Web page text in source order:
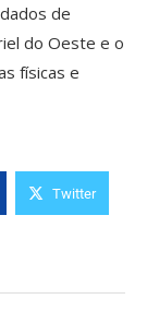
de
do Oeste e o
físicas e
Twitter